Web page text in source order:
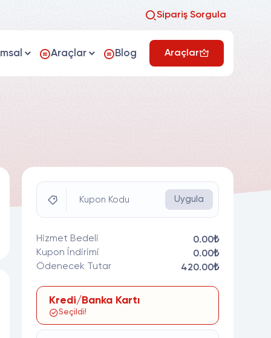
Sipariş Sorgula
Araçlar Blog Araçlar
Kupon Kodu Uygula
Hizmet Bedeli
0.00₺
Kupon İndirimi
0.00₺
Ödenecek Tutar
420.00₺
Kredi/Banka Kartı
Seçildi!